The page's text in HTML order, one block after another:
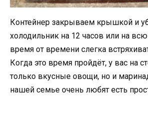
Контейнер закрываем крышкой и
холодильник на 12 часов или на
время от времени слегка
Когда это время пройдёт, у вас на
только вкусные овощи, но и
нашей семье очень любят есть